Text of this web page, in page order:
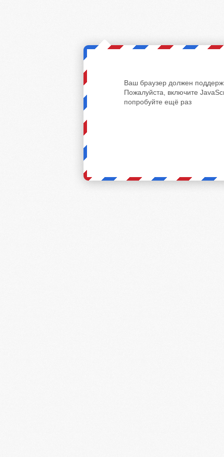
Ваш браузер должен
Пожалуйста, включите
попробуйте ещё раз